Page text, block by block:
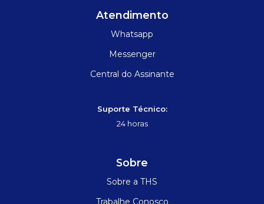
Atendimento
Whatsapp
Messenger
Central do Assinante
Suporte Técnico:
24 horas
Sobre
Sobre a THS
Trabalhe Conosco